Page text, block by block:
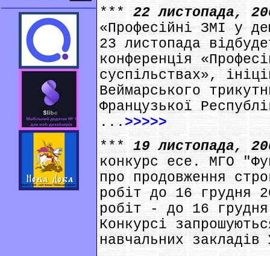
***22 листопада,
«Професійні ЗМІ у
23 листопада
конференція
суспільствах»,
Веймарського
Французької
...>>>>>
***19 листопада,
конкурс есе. МГО
про продовження
робіт до 16 грудня
робіт - до 16
Конкурсі
навчальних